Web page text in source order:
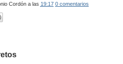
Cordón a las 19:17 0 comentarios